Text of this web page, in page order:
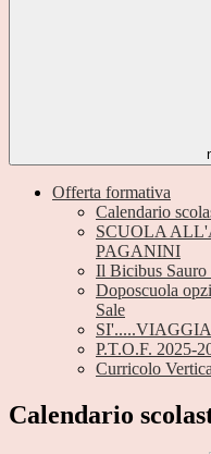
Offerta formativa
Calendario
SCUOLA
PAGANINI
Il Bicibus Sauro
Doposcuola
Sale
P.T.O.F. 2025-
Curricolo
Calendario